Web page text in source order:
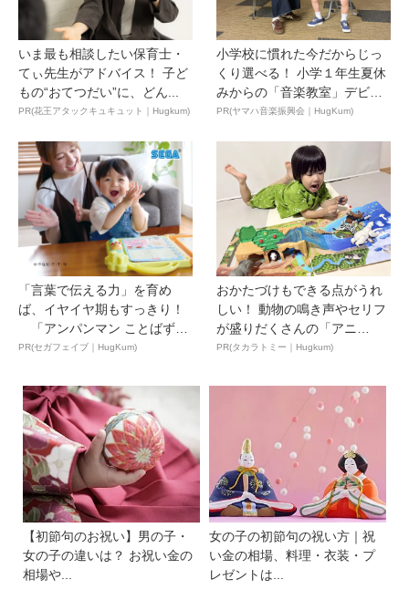
いま最も相談したい保育士・
てぃ先生がアドバイス！ 子ど
もの“おてつだい”に、どん...
PR(花王アタックキュキュット｜Hugkum)
小学校に慣れた今だからじっ
くり選べる！ 小学１年生夏休
みからの「音楽教室」デビ
ュ...
PR(ヤマハ音楽振興会｜HugKum)
「言葉で伝える力」を育め
ば、イヤイヤ期もすっきり！
「アンパンマン ことばずか
ん...
PR(セガフェイブ｜HugKum)
おかたづけもできる点がうれ
しい！ 動物の鳴き声やセリフ
が盛りだくさんの「アニ
ア ...
PR(タカラトミー｜Hugkum)
【初節句のお祝い】男の子・
女の子の違いは？ お祝い金の
相場や...
女の子の初節句の祝い方｜祝
い金の相場、料理・衣装・プ
レゼントは...